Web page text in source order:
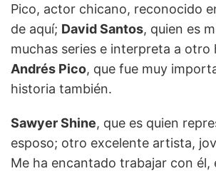
Pico, actor chicano, reconocido
de aquí; David Santos, quien es
muchas series e interpreta a otro
Andrés Pico, que fue muy
historia también.
Sawyer Shine, que es quien
esposo; otro excelente artista,
Me ha encantado trabajar con él,